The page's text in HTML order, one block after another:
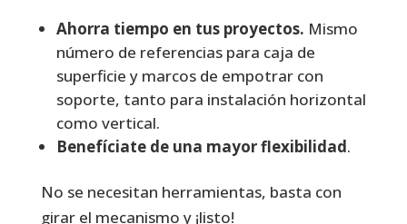
Ahorra tiempo en tus proyectos. Mismo
número de referencias para caja de
superficie y marcos de empotrar con
soporte, tanto para instalación horizontal
como vertical.
Benefíciate de una mayor flexibilidad.
No se necesitan herramientas, basta con
girar el mecanismo y ¡listo!